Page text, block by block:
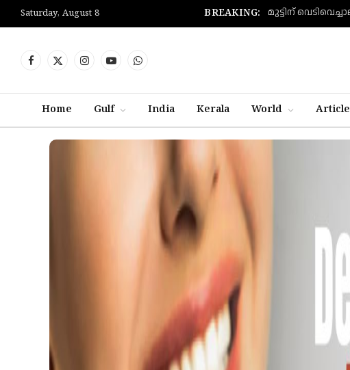
Saturday, August 8 BREAKING:
Facebook
X
InstagramYouTubeWhatsApp
Home Gulf India Kerala World